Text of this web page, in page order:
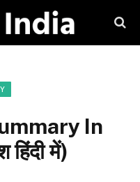
In
हिंदी में)